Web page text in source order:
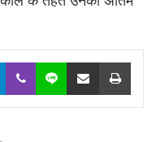
Telegram
Viber Line Share via Email Print